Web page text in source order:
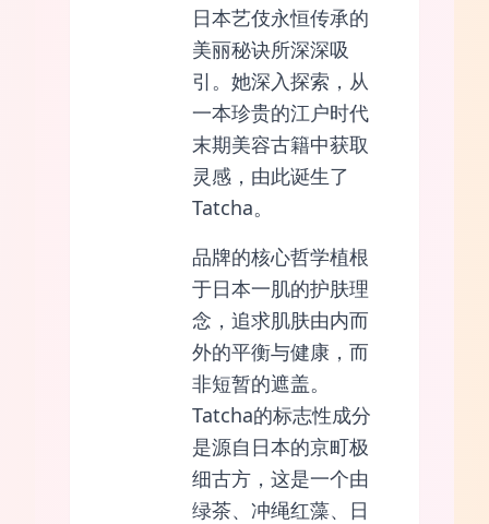
日本艺伎永恒传承的
美丽秘诀所深深吸
引。她深入探索，从
一本珍贵的江户时代
末期美容古籍中获取
灵感，由此诞生了
Tatcha。
品牌的核心哲学植根
于日本一肌的护肤理
念，追求肌肤由内而
外的平衡与健康，而
非短暂的遮盖。
Tatcha的标志性成分
是源自日本的京町极
细古方，这是一个由
绿茶、冲绳红藻、日